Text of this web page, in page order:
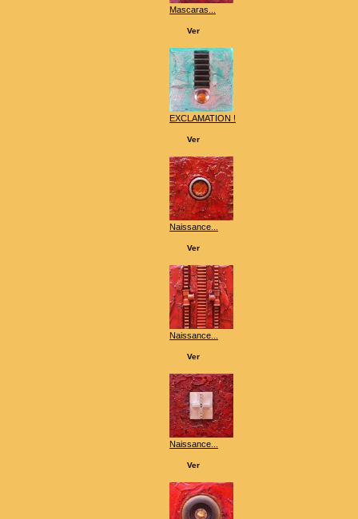
Mascaras...
Ver
EXCLAMATION !
Ver
Naissance...
Ver
Naissance...
Ver
Naissance...
Ver